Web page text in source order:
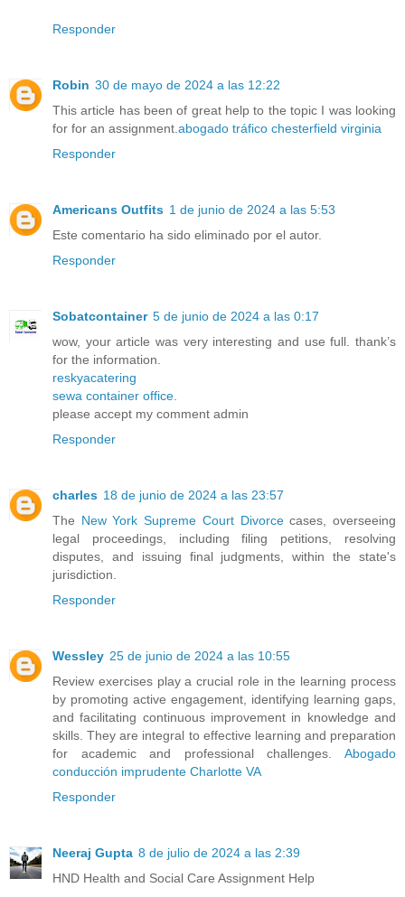
Responder
Robin 30 de mayo de 2024 a las 12:22
This article has been of great help to the topic I was looking
for for an assignment. abogado tráfico chesterfield virginia
Responder
Americans Outfits 1 de junio de 2024 a las 5:53
Este comentario ha sido eliminado por el autor.
Responder
Sobatcontainer 5 de junio de 2024 a las 0:17
wow, your article was very interesting and use full. thank’s
for the information.
reskyacatering
sewa container office.
please accept my comment admin
Responder
charles 18 de junio de 2024 a las 23:57
The New York Supreme Court Divorcecases, overseeing
legal proceedings, including filing petitions, resolving
disputes, and issuing final judgments, within the state's
jurisdiction.
Responder
Wessley 25 de junio de 2024 a las 10:55
Review exercises play a crucial role in the learning process
by promoting active engagement, identifying learning gaps,
and facilitating continuous improvement in knowledge and
skills. They are integral to effective learning and preparation
for academic and professional challenges. Abogado
conducción imprudente Charlotte VA
Responder
Neeraj Gupta 8 de julio de 2024 a las 2:39
HND Health and Social Care Assignment Help